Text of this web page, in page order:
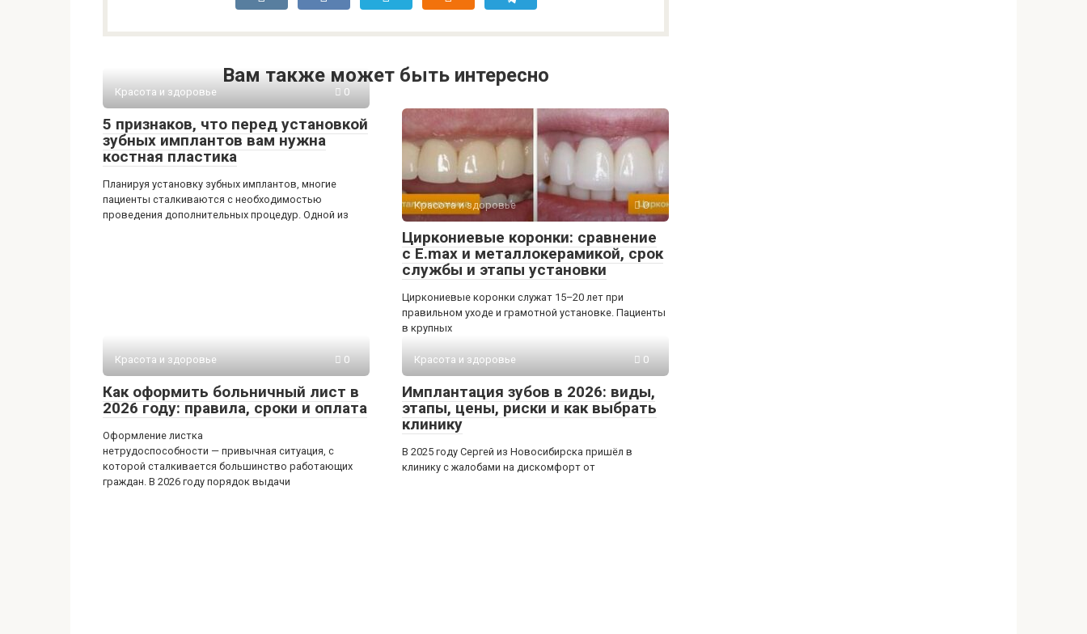
Вам также может быть интересно
Красота и здоровье 0
5 признаков, что перед установкой
зубных имплантов вам нужна
костная пластика
Планируя установку зубных имплантов, многие
пациенты сталкиваются с необходимостью
проведения дополнительных процедур. Одной из
Красота и здоровье 0
Циркониевые коронки: сравнение
с E.max и металлокерамикой, срок
службы и этапы установки
Циркониевые коронки служат 15–20 лет при
правильном уходе и грамотной установке. Пациенты
в крупных
Красота и здоровье 0
Как оформить больничный лист в
2026 году: правила, сроки и оплата
Оформление листка
нетрудоспособности — привычная ситуация, с
которой сталкивается большинство работающих
граждан. В 2026 году порядок выдачи
Красота и здоровье 0
Имплантация зубов в 2026: виды,
этапы, цены, риски и как выбрать
клинику
В 2025 году Сергей из Новосибирска пришёл в
клинику с жалобами на дискомфорт от